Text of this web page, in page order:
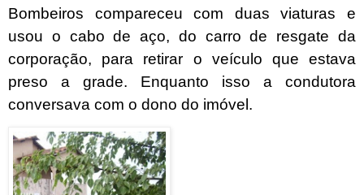
Bombeiros compareceu com duas viaturas e
usou o cabo de aço, do carro de resgate da
corporação, para retirar o veículo que estava
preso a grade. Enquanto isso a condutora
conversava com o dono do imóvel.